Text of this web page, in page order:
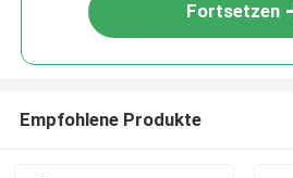
Fortsetzen
Empfohlene Produkte